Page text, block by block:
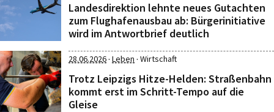
Landesdirektion lehnte neues Gutachten
zum Flughafenausbau ab: Bürgerinitiative
wird im Antwortbrief deutlich
28.06.2026· Leben · Wirtschaft
Trotz Leipzigs Hitze-Helden: Straßenbahn
kommt erst im Schritt-Tempo auf die
Gleise